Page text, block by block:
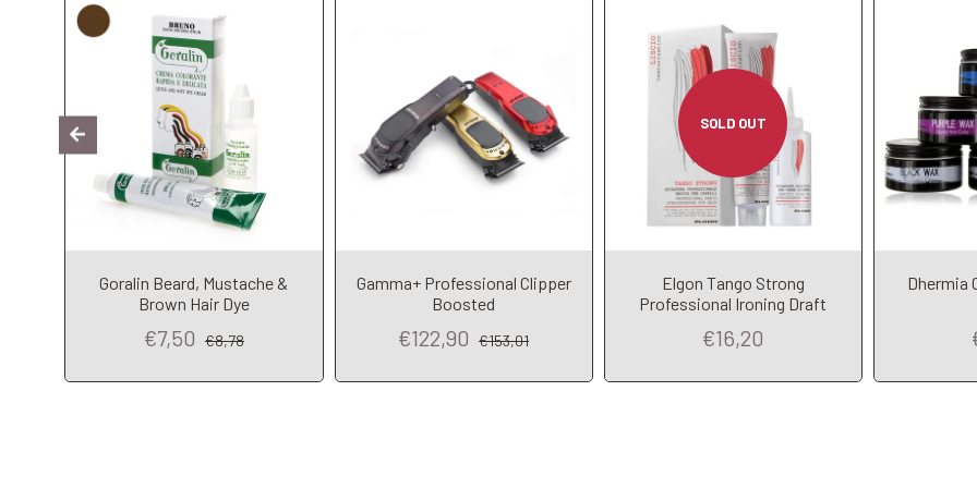
Goralin Beard, Mustache &
Brown Hair Dye
€7,50 €8,78
Gamma+ Professional Clipper
Boosted
€122,90 €153,01
SOLD OUT
Elgon Tango Strong
Professional Ironing Draft
€16,20
Dhermia